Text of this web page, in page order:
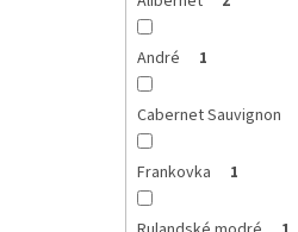
André 1
Cabernet Sauvignon
Frankovka 1